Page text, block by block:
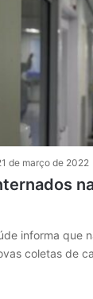
de março de 2022
informa que
coletas de